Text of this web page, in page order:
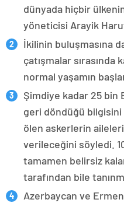
dünyada hiçbir ülkenin
yöneticisi Arayik
İkilinin buluşmasına
çatışmalar sırasında
normal yaşamın
Şimdiye kadar 25 bin
geri döndüğü
ölen askerlerin
verileceğini söyledi.
tamamen belirsiz
tarafından bile
Azerbaycan ve